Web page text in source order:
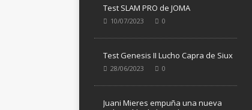
Test SLAM PRO de JOMA
10/07/2023 0
Test Genesis II Lucho Capra de Siux
28/06/2023 0
Juani Mieres empuña una nueva